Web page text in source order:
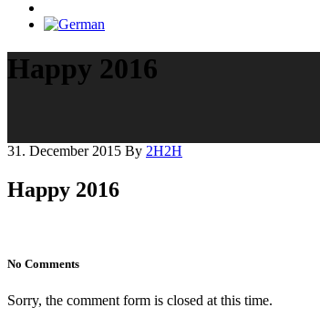
Happy 2016
31. December 2015 By 2H2H
Happy 2016
No Comments
Sorry, the comment form is closed at this time.